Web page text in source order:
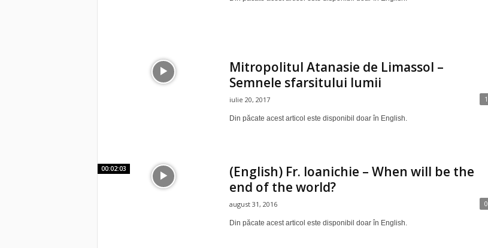
Mitropolitul Atanasie de Limassol –
Semnele sfarsitului lumii
iulie 20, 2017 1
Din păcate acest articol este disponibil doar în English.
00:02:03
(English) Fr. Ioanichie – When will be the
end of the world?
august 31, 2016 0
Din păcate acest articol este disponibil doar în English.